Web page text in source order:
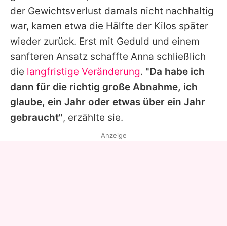
der Gewichtsverlust damals nicht nachhaltig
war, kamen etwa die Hälfte der Kilos später
wieder zurück. Erst mit Geduld und einem
sanfteren Ansatz schaffte Anna schließlich
die langfristige Veränderung. "Da habe ich
dann für die richtig große Abnahme, ich
glaube, ein Jahr oder etwas über ein Jahr
gebraucht", erzählte sie.
Anzeige